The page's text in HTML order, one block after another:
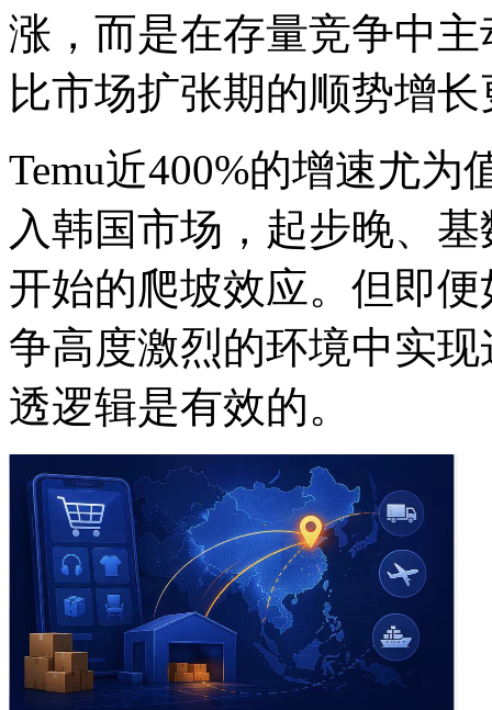
涨，而是在存量竞争中
比市场扩张期的顺势增
Temu近400%的增速尤为
入韩国市场，起步晚、
开始的爬坡效应。但即
争高度激烈的环境中实
透逻辑是有效的。